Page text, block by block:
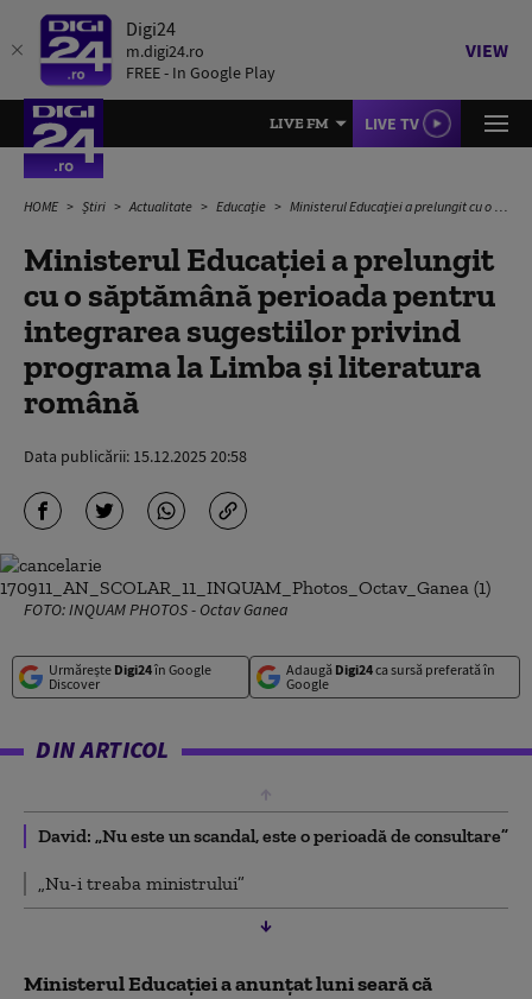
Digi24
m.digi24.ro
FREE - In Google Play
VIEW
LIVE FM LIVE TV
HOME Știri Actualitate Educație Ministerul Educaţiei a prelungit cu o săptămână perioada pentru integrarea sugestiilor privind programa la Limba şi literatura română
Ministerul Educaţiei a prelungit
cu o săptămână perioada pentru
integrarea sugestiilor privind
programa la Limba şi literatura
română
Data publicării: 15.12.2025 20:58
FOTO: INQUAM PHOTOS - Octav Ganea
Urmărește Digi24în Google
Discover
Adaugă Digi24ca sursă preferată în
Google
DIN ARTICOL
David: „Nu este un scandal, este o perioadă de consultare”
„Nu-i treaba ministrului”
Ministerul Educaţiei a anunţat luni seară că